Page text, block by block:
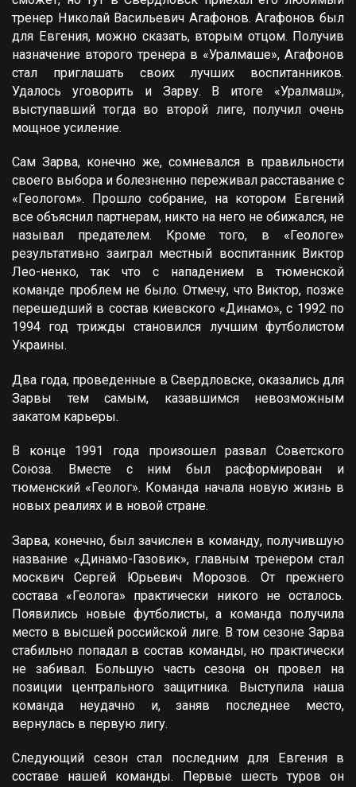
тренер Николай Васильевич Агафонов. Агафонов был
для Eвгения, можно сказать, вторым отцом. Получив
назначение второго тренера в «Уралмаше», Агафонов
стал приглашать своих лучших воспитанников.
Удалось уговорить и Зарву. В итоге «Уралмаш»,
выступавший тогда во второй лиге, получил очень
мощное усиление.
Сам Зарва, конечно же, сомневался в правильности
своего выбора и болезненно переживал расставание с
«Геологом». Прошло собрание, на котором Eвгений
все объяснил партнерам, никто на него не обижался, не
называл предателем. Кроме того, в «Геологе»
результативно заиграл местный воспитанник Виктор
Лео-ненко, так что с нападением в тюменской
команде проблем не было. Отмечу, что Виктор, позже
перешедший в состав киевского «Динамо», с 1992 по
1994 год трижды становился лучшим футболистом
Украины.
Два года, проведенные в Свердловске, оказались для
Зарвы тем самым, казавшимся невозможным
закатом карьеры.
В конце 1991 года произошел развал Советского
Союза. Вместе с ним был расформирован и
тюменский «Геолог». Команда начала новую жизнь в
новых реалиях и в новой стране.
Зарва, конечно, был зачислен в команду, получившую
название «Динамо-Газовик», главным тренером стал
москвич Сергей Юрьевич Морозов. От прежнего
состава «Геолога» практически никого не осталось.
Появились новые футболисты, а команда получила
место в высшей российской лиге. В том сезоне Зарва
стабильно попадал в состав команды, но практически
не забивал. Большую часть сезона он провел на
позиции центрального защитника. Выступила наша
команда неудачно и, заняв последнее место,
вернулась в первую лигу.
Следующий сезон стал последним для Eвгения в
составе нашей команды. Первые шесть туров он